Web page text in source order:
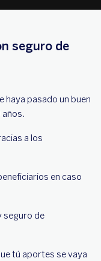
seguro de
haya pasado un buen
años.
a los
en caso
seguro de
tú aportes se vaya